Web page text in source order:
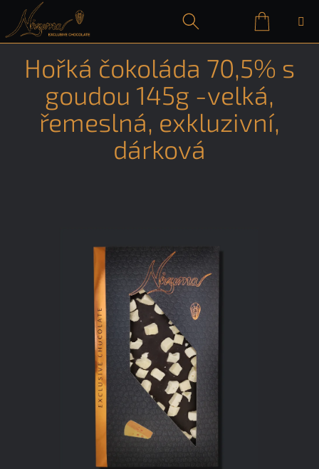
obsah
HledatPřihlášeníNákupní
košík
Hořká čokoláda 70,5% s
goudou 145g -velká,
řemeslná, exkluzivní,
dárková